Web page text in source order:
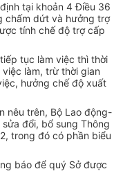
tại khoản 4 Điều 36
chấm dứt và hưởng trợ
tính chế độ trợ cấp
tục làm việc thì thời
làm, trừ thời gian
hưởng chế độ xuất
nêu trên, Bộ Lao động-
đổi, bổ sung Thông
trong đó có phần biểu
báo để quý Sở được